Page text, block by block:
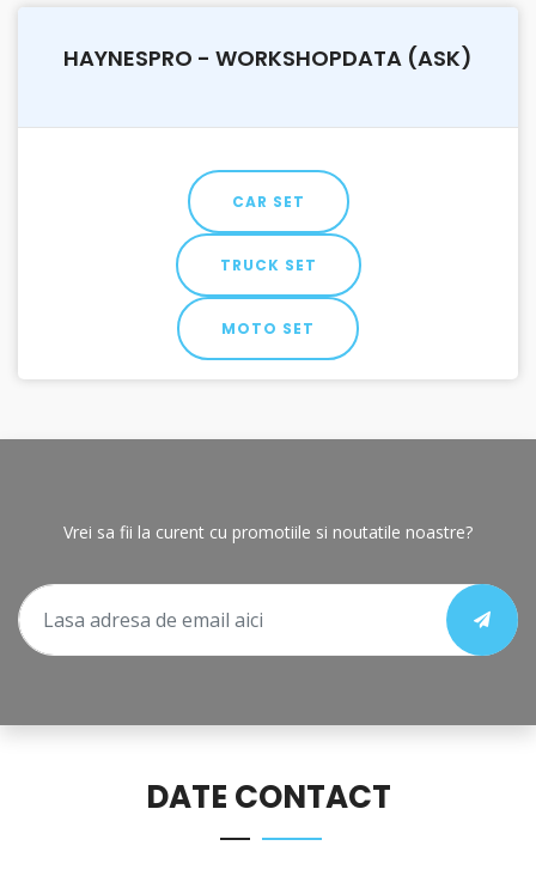
HAYNESPRO - WORKSHOPDATA (ASK)
CAR SET
TRUCK SET
MOTO SET
Vrei sa fii la curent cu promotiile si noutatile noastre?
DATE CONTACT